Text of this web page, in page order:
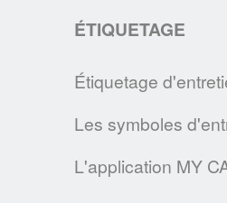
l’industrie de la mode
COMMENT ENTRETENIR UN
En cette période
vous donne
ÉTIQUETAGE
Étiquetage
Les symboles
L'application MY